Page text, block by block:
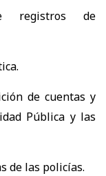
de
de cuentas y
Pública y las
de las policías.